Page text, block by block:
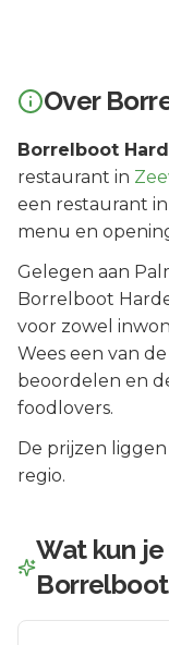
Over
Borrelboot
restaurant in
een restaurant
menu en
Gelegen aan
Borrelboot
voor zowel
Wees een van
beoordelen en
foodlovers.
De prijzen
regio.
Wat kun